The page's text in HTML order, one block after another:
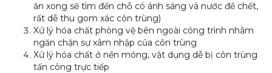
ăn xong sẽ tìm đến chỗ có ánh sáng và nước để chết,
rất dễ thu gom xác côn trùng)
Xử lý hóa chất phòng vệ bên ngoài công trình nhằm
ngăn chặn sự xâm nhập của côn trùng
Xử lý hóa chất ở nền móng, vật dụng dễ bị côn trùng
tấn công trực tiếp